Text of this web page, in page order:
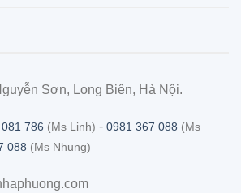
Sơn, Long Biên, Hà Nội.
786 (Ms Linh) - 0981 367 088 (Ms
088 (Ms Nhung)